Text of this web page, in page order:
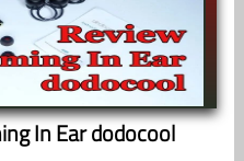
In Ear dodocool